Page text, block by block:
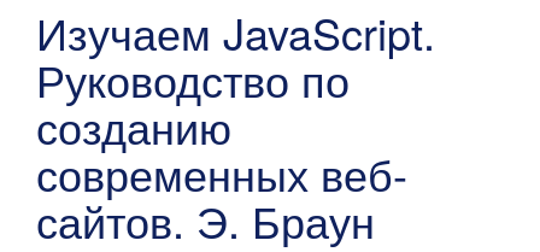
Изучаем JavaScript.
Руководство по
созданию
современных веб-
сайтов. Э. Браун